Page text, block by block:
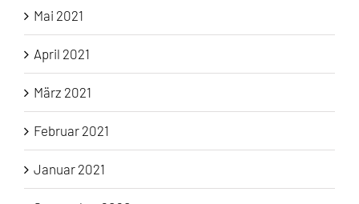
Mai 2021
April 2021
März 2021
Februar 2021
Januar 2021